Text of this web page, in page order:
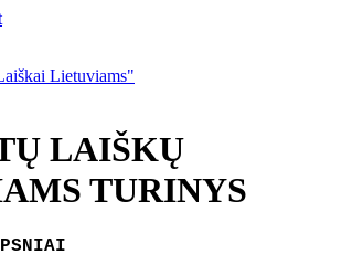
Lietuviams"
LAIŠKŲ
TURINYS